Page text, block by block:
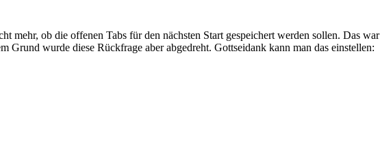
mehr, ob die offenen Tabs für den nächsten Start gespeichert werden sollen. Das war
Grund wurde diese Rückfrage aber abgedreht. Gottseidank kann man das einstellen: